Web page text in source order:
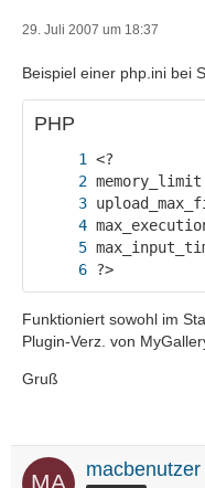
29. Juli 2007 um 18:37
Beispiel einer php.ini bei
PHP
?>
Funktioniert sowohl im
Plugin-Verz. von
Gruß
macbenutzer